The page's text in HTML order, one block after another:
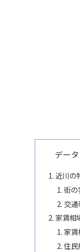
デー
近川の
街の
交
家賃相
家賃
住民